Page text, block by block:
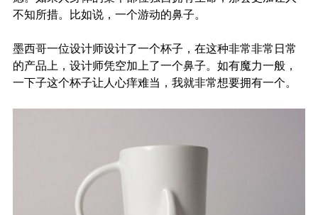
不知所措。比如说，一个游动的鼻子。
墨西哥一位设计师设计了一个杯子，在这种非常非常日常
的产品上，设计师凭空加上了一个鼻子。如有魔力一般，
一下子这个杯子让人心痒难当，我就非常想要拥有一个。